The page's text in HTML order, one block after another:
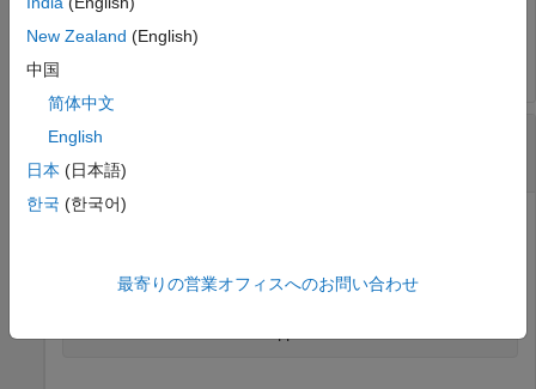
Simulink.sdi.enablePCTSupport(
並列ワーカーからの自動データ インポートの無
効化
れるのを防ぐには、手動サポート モードを指定します。
New Zealand (English)
中国
简体中文
English
日本 (日本語)
한국 (한국어)
最寄りの営業オフィスへのお問い合わせ